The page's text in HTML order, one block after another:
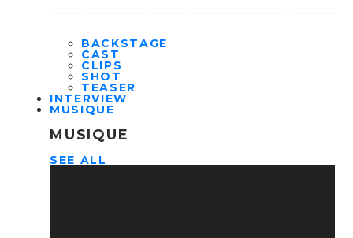
BACKSTAGE
CAST
CLIPS
SHOT
TEASER
INTERVIEW
MUSIQUE
MUSIQUE
SEE ALL